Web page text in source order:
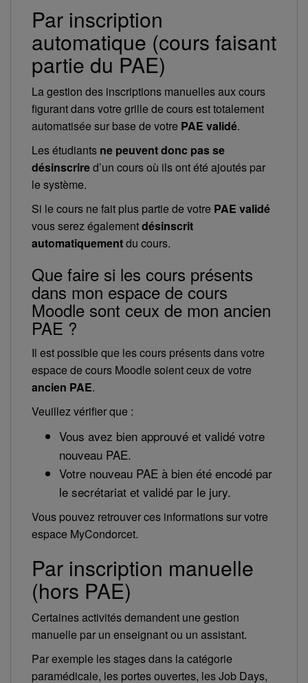
Par inscription
automatique (cours faisant
partie du PAE)
La gestion des inscriptions manuelles aux cours
figurant dans votre grille de cours est totalement
automatisée sur base de votre PAE validé.
Les étudiants ne peuvent donc pas se
désinscrired’un cours où ils ont été ajoutés par
le système.
Si le cours ne fait plus partie de votre PAE validé
vous serez égalementdésinscrit
automatiquementdu cours.
Que faire si les cours présents
dans mon espace de cours
Moodle sont ceux de mon ancien
PAE ?
Il est possible que les cours présents dans votre
espace de cours Moodle soient ceux de votre
ancien PAE.
Veuillez vérifier que :
Vous avez bien approuvé et validé votre
nouveau PAE.
Votre nouveau PAE à bien été encodé par
le secrétariat et validé par le jury.
Vous pouvez retrouver ces informations sur votre
espace MyCondorcet.
Par inscription manuelle
(hors PAE)
Certaines activités demandent une gestion
manuelle par un enseignant ou un assistant.
Par exemple les stages dans la catégorie
paramédicale, les portes ouvertes, les Job Days,